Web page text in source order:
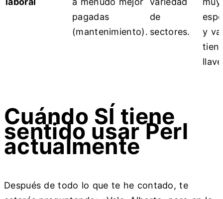
pagadas
(mantenimiento).
de
sectores.
y
Cuándo SÍ tiene
sentido usar Perl
actualmente
Después de todo lo que te he contado, te